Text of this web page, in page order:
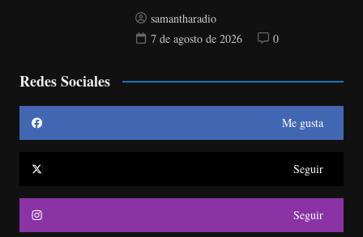
samantharadio
7 de agosto de 2026
0
Redes Sociales
Me gusta
Seguir
Seguir